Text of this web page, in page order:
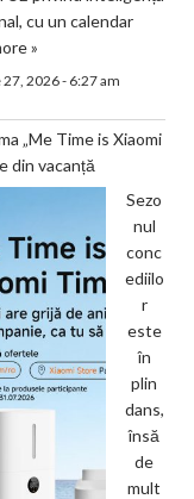
cu un calendar
»
2026 - 6:27 am
„Me Time is Xiaomi
din vacanță
Sezo
nul
conc
ediilo
r
este
în
plin
dans,
însă
de
mult